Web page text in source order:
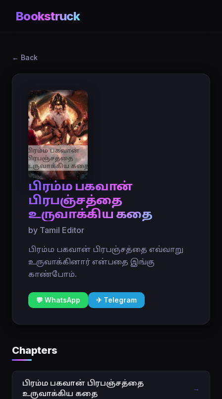
Bookstruck
← Back
பிரம்ம பகவான்
பிரபஞ்சத்தை
உருவாக்கிய கதை
by Tamil Editor
பிரம்ம பகவான் பிரபஞ்சத்தை எவ்வாறு
உருவாக்கினார் என்பதை இங்கு
காண்போம்.
💬 WhatsApp ✈ Telegram
Chapters
பிரம்ம பகவான் பிரபஞ்சத்தை
உருவாக்கிய கதை
→